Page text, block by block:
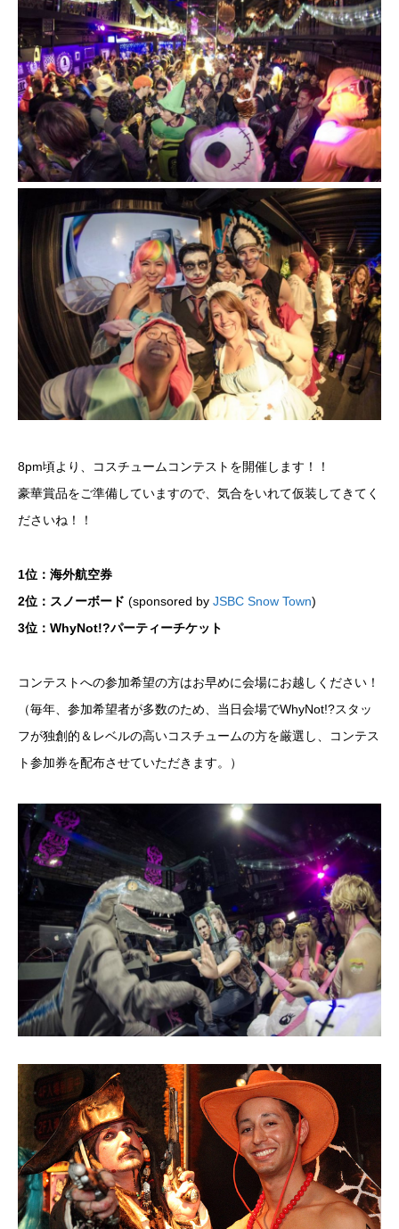
8pm頃より、コスチュームコンテストを開催します！！
豪華賞品をご準備していますので、気合をいれて仮装してきてく
ださいね！！
1位：海外航空券
2位：スノーボード (sponsored by JSBC Snow Town)
3位：WhyNot!?パーティーチケット
コンテストへの参加希望の方はお早めに会場にお越しください！
（毎年、参加希望者が多数のため、当日会場でWhyNot!?スタッ
フが独創的＆レベルの高いコスチュームの方を厳選し、コンテス
ト参加券を配布させていただきます。）